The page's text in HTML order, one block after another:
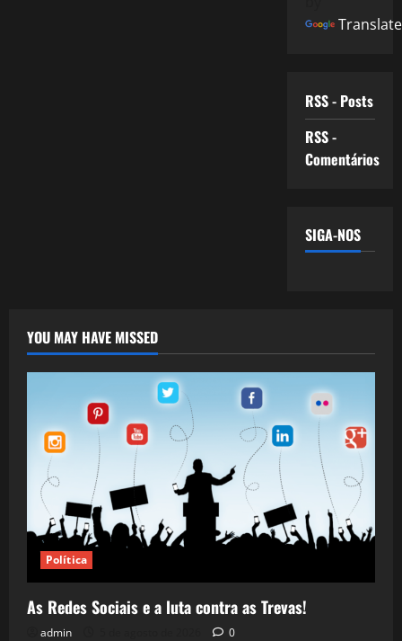
Translate
RSS - Posts
RSS -
Comentários
SIGA-NOS
YOU MAY HAVE MISSED
Política
As Redes Sociais e a luta contra as Trevas!
admin 0